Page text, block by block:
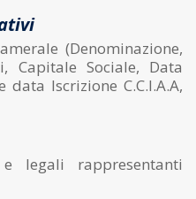
(Denominazione,
Capitale Sociale, Data
Iscrizione C.C.I.A.A,
legali rappresentanti